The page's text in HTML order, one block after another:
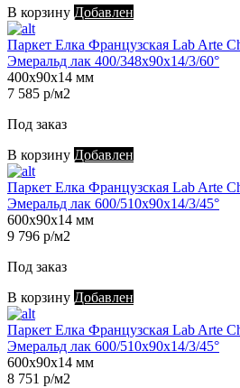
В корзину Добавлен
Паркет Елка Французская Lab Arte
Эмеральд лак 400/348х90х14/3/60°
400х90х14 мм
7 585 р/м2
Под заказ
В корзину Добавлен
Паркет Елка Французская Lab Arte
Эмеральд лак 600/510х90х14/3/45°
600х90х14 мм
9 796 р/м2
Под заказ
В корзину Добавлен
Паркет Елка Французская Lab Arte
Эмеральд лак 600/510х90х14/3/45°
600х90х14 мм
8 751 р/м2